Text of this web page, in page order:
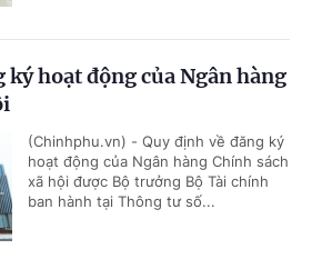
ký hoạt động của Ngân hàng
(Chinhphu.vn) - Quy định về đăng ký
hoạt động của Ngân hàng Chính sách
xã hội được Bộ trưởng Bộ Tài chính
ban hành tại Thông tư số...